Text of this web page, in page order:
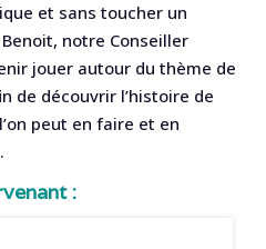
et sans toucher un
notre Conseiller
jouer autour du thème de
de découvrir l’histoire de
peut en faire et en
: